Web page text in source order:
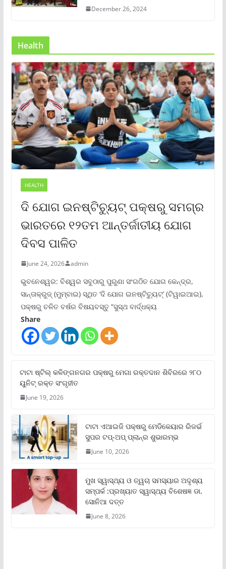
December 26, 2024
Health
HEALTH
ଦି ଯୋଗ ଇନଷ୍ଟିଚ୍ୟୁଟ୍ ପକ୍ଷରୁ ସମଗ୍ର
ଭାରତରେ ୧୨ତମ ଆନ୍ତର୍ଜାତୀୟ ଯୋଗ
ଦିବସ ପାଳିତ
June 24, 2026 admin
ଭୁବନେଶ୍ୱର: ବିଶ୍ୱର ସବୁଠାରୁ ପୁରୁଣା ସଂଗଠିତ ଯୋଗ କେନ୍ଦ୍ର,
ସାନ୍ତାକ୍ରୁଜ୍ (ମୁମ୍ବାଇ) ସ୍ଥିତ ‘ଦି ଯୋଗ ଇନଷ୍ଟିଚ୍ୟୁଟ୍‌’ (ଟିୱାଇଆଇ),
ପକ୍ଷରୁ ଚଳିତ ବର୍ଷର ବିଷୟବସ୍ତୁ “ସୁସ୍ଥ ବାର୍ଦ୍ଧକ୍ୟ
Share
ଟାଟା ଷ୍ଟିଲ୍‌ କଳିଙ୍ଗନଗର ପକ୍ଷରୁ ମେଗା ରକ୍ତଦାନ ଶିବିରରେ ୨୮୦
ୟୁନିଟ୍‌ ରକ୍ତ ସଂଗୃହୀତ
June 19, 2026
ଟାଟା ଏଆଇଜି ପକ୍ଷରୁ ମେଡିକେୟାର ରିଜର୍ଭ
ସୁପର ଟପ୍‌-ଅପ୍ ପ୍ଲାନ୍‌ର ଶୁଭାରମ୍ଭ
June 10, 2026
ମୁଖ ସ୍ୱାସ୍ଥ୍ୟ ଓ ତ୍ୱଚା ସମସ୍ୟାର ଅଦୃଶ୍ୟ
ସମ୍ପର୍କ :ପ୍ରଖ୍ୟାତ ସ୍ୱାସ୍ଥ୍ୟ ବିଶେଷଜ୍ଞ ଡା.
ସୋନିଆ ଦତ୍ତ
June 8, 2026